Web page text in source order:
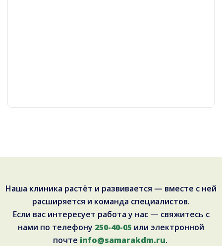
Наша клиника растёт и развивается — вместе с ней
расширяется и команда специалистов.
Если вас интересует работа у нас — свяжитесь с
нами по телефону 250-40-05 или электронной
почте info@samarakdm.ru.